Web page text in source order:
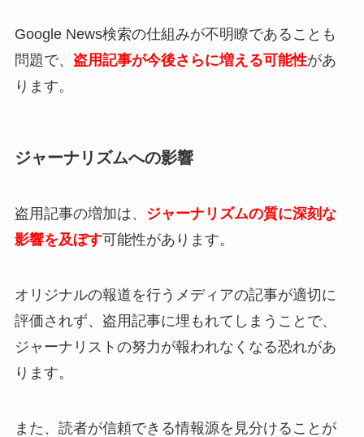
Google News検索の仕組みが不明瞭であることも
問題で、 盗用記事が今後さらに増える可能性があ
ります。
ジャーナリズムへの影響
盗用記事の増加は、
ジャーナリズムの質に深刻な
影響を及ぼす可能性があります。
オリジナルの報道を行うメディアの記事が適切に
評価されず、盗用記事に埋もれてしまうことで、
ジャーナリストの努力が報われなくなる恐れがあ
ります。
また、読者が信頼できる情報源を見分けることが